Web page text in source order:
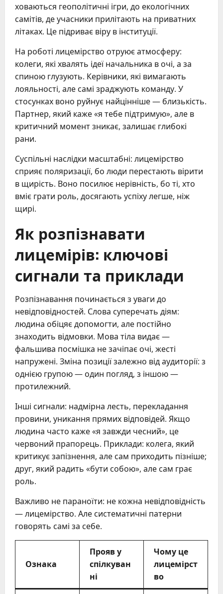
ховаються геополітичні ігри, до екологічних
самітів, де учасники прилітають на приватних
літаках. Це підриває віру в інституції.
На роботі лицемірство отруює атмосферу:
колеги, які хвалять ідеї начальника в очі, а за
спиною глузують. Керівники, які вимагають
лояльності, але самі зраджують команду. У
стосунках воно руйнує найцінніше — близькість.
Партнер, який каже «я тебе підтримую», але в
критичний момент зникає, залишає глибокі
рани.
Суспільні наслідки масштабні: лицемірство
сприяє поляризації, бо люди перестають вірити
в щирість. Воно посилює нерівність, бо ті, хто
вміє грати роль, досягають успіху легше, ніж
щирі.
Як розпізнавати
лицемірів: ключові
сигнали та приклади
Розпізнавання починається з уваги до
невідповідностей. Слова суперечать діям:
людина обіцяє допомогти, але постійно
знаходить відмовки. Мова тіла видає —
фальшива посмішка не зачіпає очі, жесті
напружені. Зміна позиції залежно від аудиторії: з
однією групою — один погляд, з іншою —
протилежний.
Інші сигнали: надмірна лесть, перекладання
провини, уникання прямих відповідей. Якщо
людина часто каже «я завжди чесний», це
червоний прапорець. Приклади: колега, який
критикує запізнення, але сам приходить пізніше;
друг, який радить «бути собою», але сам грає
роль.
Важливо не параноїти: не кожна невідповідність
— лицемірство. Але систематичні патерни
говорять самі за себе.
Ознака
Прояв у
спілкуван
ні
Чому це
лицемірст
во